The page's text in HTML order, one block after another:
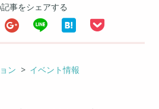
事をシェアする
   
ン
イベント情報